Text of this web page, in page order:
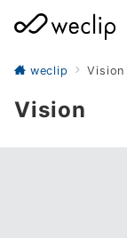
weclip Vision
Vision